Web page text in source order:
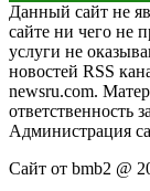
Данный сайт не
сайте ни чего не
услуги не
новостей RSS
newsru.com.
ответственность
Администрация
Сайт от bmb2 @